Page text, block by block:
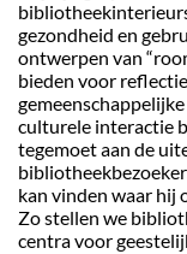
gezondheid en
ontwerpen van
bieden voor
culturele interactie
tegemoet aan de
kan vinden waar hij
Zo stellen we
centra voor